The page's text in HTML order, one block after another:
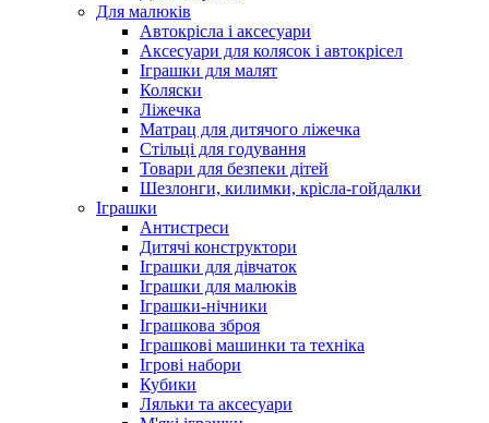
Для малюків
Автокрісла і аксесуари
Аксесуари для колясок і автокрісел
Іграшки для малят
Коляски
Ліжечка
Матрац для дитячого ліжечка
Стільці для годування
Товари для безпеки дітей
Шезлонги, килимки, крісла-гойдалки
Іграшки
Антистреси
Дитячі конструктори
Іграшки для дівчаток
Іграшки для малюків
Іграшки-нічники
Іграшкова зброя
Іграшкові машинки та техніка
Ігрові набори
Кубики
Ляльки та аксесуари